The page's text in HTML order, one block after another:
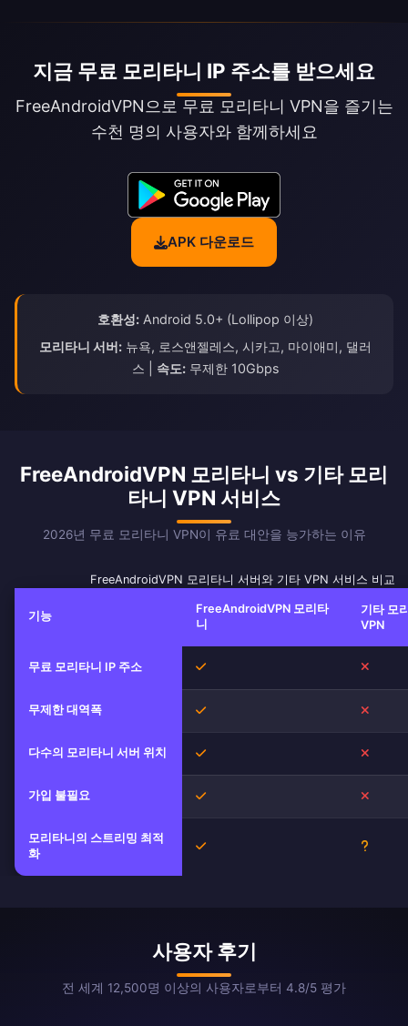
지금 무료 모리타니 IP 주소를 받으세요
FreeAndroidVPN으로 무료 모리타니 VPN을 즐기는
수천 명의 사용자와 함께하세요
APK 다운로드
호환성: Android 5.0+ (Lollipop 이상)
모리타니 서버: 뉴욕, 로스앤젤레스, 시카고, 마이애미, 댈러
스 | 속도:무제한 10Gbps
FreeAndroidVPN 모리타니 vs 기타 모리
타니 VPN 서비스
2026년 무료 모리타니 VPN이 유료 대안을 능가하는 이유
FreeAndroidVPN 모리타니 서버와 기타 VPN 서비스 비교
기능
FreeAndroidVPN 모리타
니
기타 모
VPN
무료 모리타니 IP 주소 예
무제한 대역폭 예
다수의 모리타니 서버 위치 예
가입 불필요 예
모리타니의 스트리밍 최적
화
예
사용자 후기
전 세계 12,500명 이상의 사용자로부터 4.8/5 평가